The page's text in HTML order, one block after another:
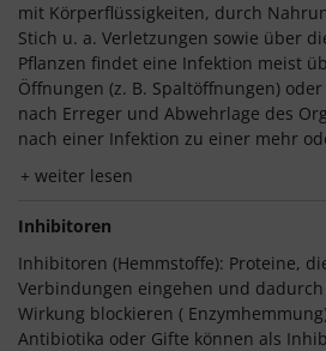
mit Körperflüssigkeiten, durch
Stich u. a. Verletzungen sowie über
Pflanzen findet eine Infektion meist
Öffnungen (z. B. Spaltöffnungen)
nach Erreger und Abwehrlage des
nach einer Infektion zu einer mehr
weiter lesen
Inhibitoren
Inhibitoren (Hemmstoffe): Proteine,
Verbindungen eingehen und
Wirkung blockieren (
Antibiotika oder Gifte können als